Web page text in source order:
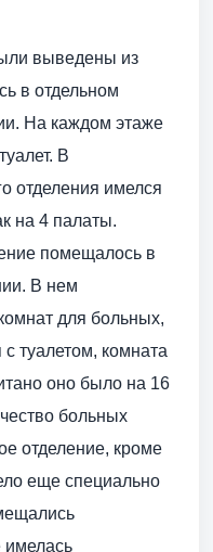
выведены из
в отдельном
На каждом этаже
В
отделения имелся
на 4 палаты.
помещалось в
В нем
для больных,
туалетом, комната
оно было на 16
больных
отделение, кроме
еще специально
имелась